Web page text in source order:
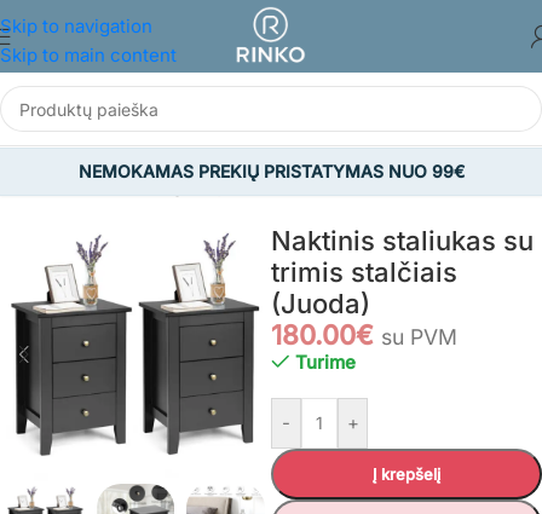
Skip to navigation
Skip to main content
NEMOKAMAS PREKIŲ PRISTATYMAS NUO 99€
BALDAI/Miegamojo baldai/Naktiniai staliukai
Naktinis staliukas su
trimis stalčiais
(Juoda)
180.00€ su PVM
Turime
- +
Į krepšelį